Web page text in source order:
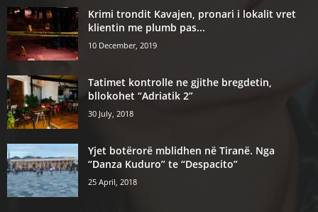
Krimi trondit Kavajen, pronari i lokalit vret
klientin me plumb pas...
10 December, 2019
Tatimet kontrolle ne gjithe bregdetin,
bllokohet “Adriatik 2”
30 July, 2018
Yjet botërorë mblidhen në Tiranë. Nga
“Danza Kuduro” te “Despacito”
25 April, 2018